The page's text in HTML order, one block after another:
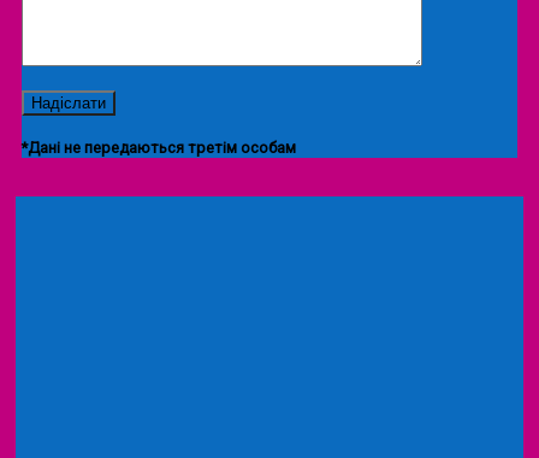
*Дані не передаються третім особам